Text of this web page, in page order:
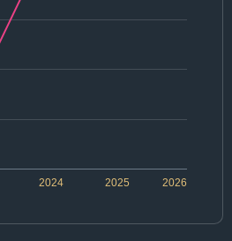
2025
2024 2026